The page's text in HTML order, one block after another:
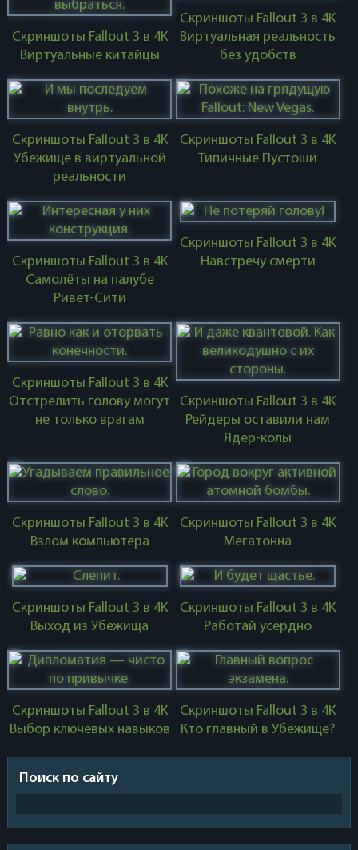
Скриншоты Fallout 3 в 4K
Виртуальные китайцы
Скриншоты Fallout 3 в 4K
Виртуальная реальность
без удобств
Скриншоты Fallout 3 в 4K
Убежище в виртуальной
реальности
Скриншоты Fallout 3 в 4K
Типичные Пустоши
Скриншоты Fallout 3 в 4K
Самолёты на палубе
Ривет-Сити
Скриншоты Fallout 3 в 4K
Навстречу смерти
Скриншоты Fallout 3 в 4K
Отстрелить голову могут
не только врагам
Скриншоты Fallout 3 в 4K
Рейдеры оставили нам
Ядер-колы
Скриншоты Fallout 3 в 4K
Взлом компьютера
Скриншоты Fallout 3 в 4K
Мегатонна
Скриншоты Fallout 3 в 4K
Выход из Убежища
Скриншоты Fallout 3 в 4K
Работай усердно
Скриншоты Fallout 3 в 4K
Выбор ключевых навыков
Скриншоты Fallout 3 в 4K
Кто главный в Убежище?
Поиск по сайту